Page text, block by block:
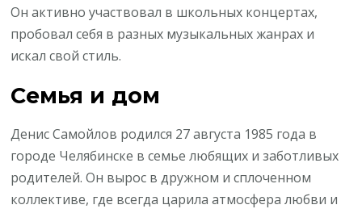
Он активно участвовал в школьных концертах,
пробовал себя в разных музыкальных жанрах и
искал свой стиль.
Семья и дом
Денис Самойлов родился 27 августа 1985 года в
городе Челябинске в семье любящих и заботливых
родителей. Он вырос в дружном и сплоченном
коллективе, где всегда царила атмосфера любви и